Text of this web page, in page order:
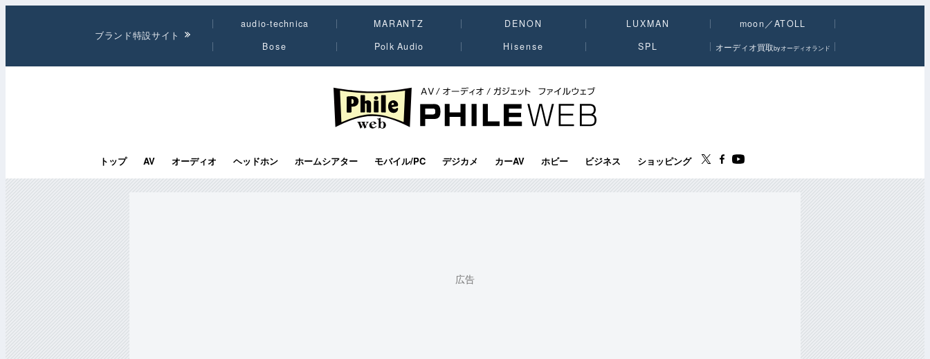
ブランド特設サイト
audio-technica MARANTZ DENON LUXMAN
moon／ATOLL
Bose
Polk Audio Hisense SPL オーディオ買取byオーディオランド
PHILE WEB｜AV/オーディオ/ガジェット
トップ AV オーディオ ヘッドホン ホームシアター モバイル/PC デジカメ カーAV ホビー ビジネス ショッピング